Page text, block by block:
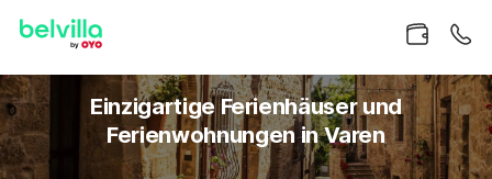
Einzigartige Ferienhäuser und
Ferienwohnungen in Varen